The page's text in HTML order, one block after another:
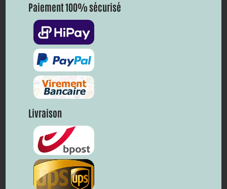
Paiement 100% sécurisé
Livraison